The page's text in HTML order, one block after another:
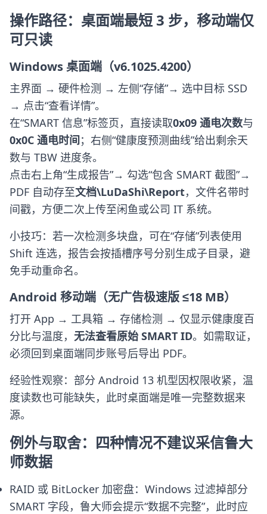
操作路径：桌面端最短 3 步，移动端仅
可只读
Windows 桌面端（v6.1025.4200）
主界面 → 硬件检测 → 左侧“存储”→ 选中目标 SSD
→ 点击“查看详情”。
在“SMART 信息”标签页，直接读取0x09 通电次数与
0x0C 通电时间；右侧“健康度预测曲线”给出剩余天
数与 TBW 进度条。
点击右上角“生成报告”→ 勾选“包含 SMART 截图”→
PDF 自动存至文档\LuDaShi\Report，文件名带时
间戳，方便二次上传至闲鱼或公司 IT 系统。
小技巧：若一次检测多块盘，可在“存储”列表使用
Shift 连选，报告会按插槽序号分别生成子目录，避
免手动重命名。
Android 移动端（无广告极速版 ≤18 MB）
打开 App → 工具箱 → 存储检测 → 仅显示健康度百
分比与温度， 无法查看原始 SMART ID。如需取证，
必须回到桌面端同步账号后导出 PDF。
经验性观察：部分 Android 13 机型因权限收紧，温
度读数也可能缺失，此时桌面端是唯一完整数据来
源。
例外与取舍：四种情况不建议采信鲁大
师数据
RAID 或 BitLocker 加密盘：Windows 过滤掉部分
SMART 字段，鲁大师会提示“数据不完整”，此时应